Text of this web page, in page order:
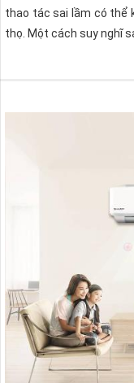
thao tác sai lầm có thể
thọ. Một cách suy nghĩ